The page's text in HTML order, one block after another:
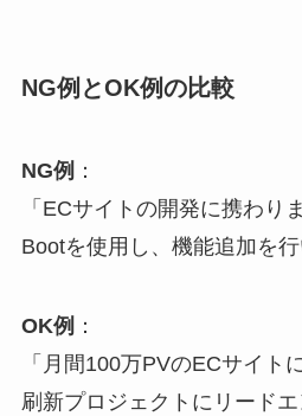
NG例とOK例の比較
NG例 ：
「ECサイトの開発に携わり
Bootを使用し、機能追加を行
OK例 ：
「月間100万PVのECサイト
刷新プロジェクトにリード